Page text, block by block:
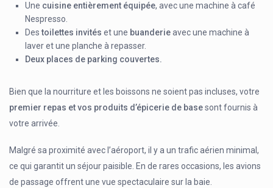
Une cuisine entièrement équipée, avec une machine à café
Nespresso.
Destoilettes invités et une buanderieavec une machine à
laver et une planche à repasser.
Deux places de parking couvertes.
Bien que la nourriture et les boissons ne soient pas incluses, votre
premier repas et vos produits d’épicerie de basesont fournis à
votre arrivée.
Malgré sa proximité avec l’aéroport, il y a un trafic aérien minimal,
ce qui garantit un séjour paisible. En de rares occasions, les avions
de passage offrent une vue spectaculaire sur la baie.